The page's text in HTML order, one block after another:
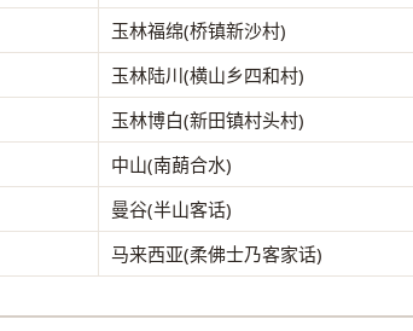
玉林福绵(桥镇新沙村)
玉林陆川(横山乡四和村)
玉林博白(新田镇村头村)
中山(南蓢合水)
曼谷(半山客话)
马来西亚(柔佛士乃客家话)